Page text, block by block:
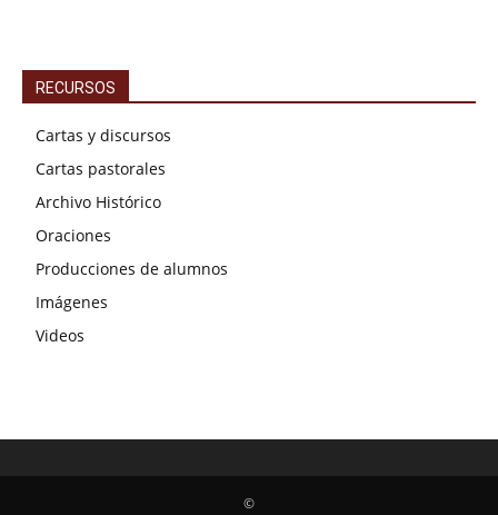
RECURSOS
Cartas y discursos
Cartas pastorales
Archivo Histórico
Oraciones
Producciones de alumnos
Imágenes
Videos
©